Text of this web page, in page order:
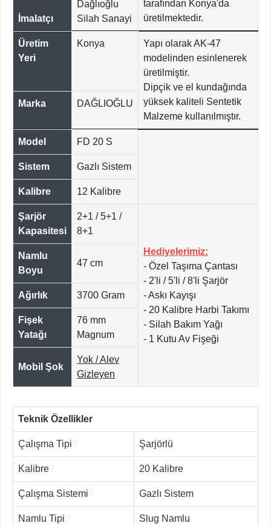
İmalatçı
Dağlıoğlu
Silah Sanayi
tarafından Konya'da
üretilmektedir.
Üretim
Yeri
Konya
Yapı olarak AK-47
modelinden esinlenerek
üretilmiştir.
Dipçik ve el kundağında
yüksek kaliteli Sentetik
Malzeme kullanılmıştır.
Marka DAĞLIOĞLU
Model FD 20 S
Sistem Gazlı Sistem
Kalibre 12 Kalibre
Şarjör
Kapasitesi
2+1 / 5+1 /
8+1
Hediyelerimiz:
- Özel Taşıma Çantası
- 2'li / 5'li / 8'li Şarjör
- Askı Kayışı
- 20 Kalibre Harbi Takımı
- Silah Bakım Yağı
- 1 Kutu Av Fişeği
Namlu
Boyu
47 cm
Ağırlık 3700 Gram
Fişek
Yatağı
76 mm
Magnum
Mobil Şok
Yok / Alev
Gizleyen
Teknik Özellikler
Çalışma Tipi Şarjörlü
Kalibre 20 Kalibre
Çalışma Sistemi Gazlı Sistem
Namlu Tipi Slug Namlu